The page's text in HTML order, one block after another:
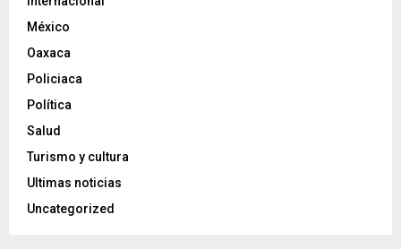
México
Oaxaca
Policiaca
Política
Salud
Turismo y cultura
Ultimas noticias
Uncategorized